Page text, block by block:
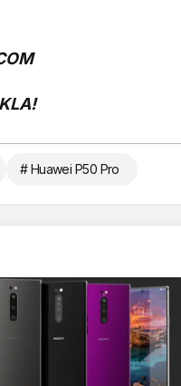
# Huawei P50 Pro